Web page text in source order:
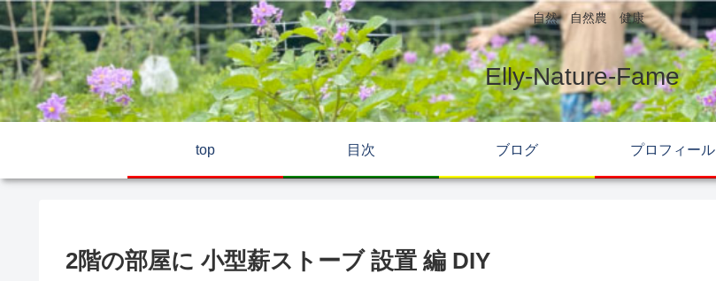
自然 自然農 健康
Elly-Nature-Fame
top 目次 ブログ プロフィール
2階の部屋に 小型薪ストーブ 設置 編 DIY